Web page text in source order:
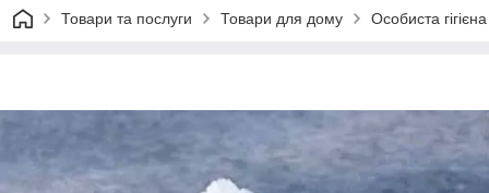
Товари та послуги Товари для дому Особиста гігієна